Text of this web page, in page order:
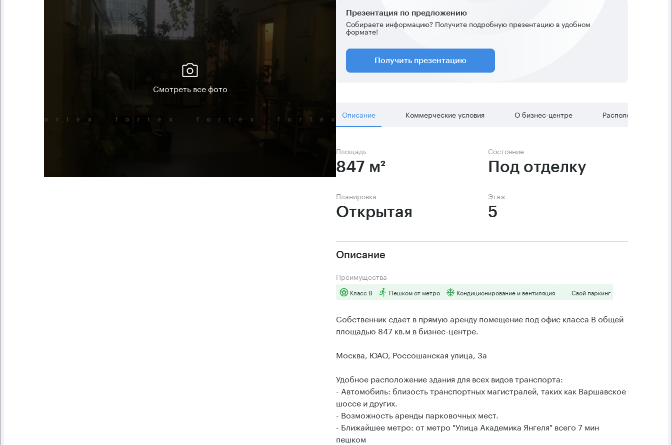
Смотреть все фото
Презентация по предложению
Собираете информацию? Получите подробную презентацию в удобном
формате!
Получить презентацию
Описание Коммерческие условия О бизнес-центре Расположение
Площадь
847 м²
Состояние
Под отделку
Планировка
Открытая
Этаж
5
Описание
Преимущества
Класс B Пешком от метро Кондиционирование и вентиляция Свой паркинг
Собственник сдает в прямую аренду помещение под офис класса B общей
площадью 847 кв.м в бизнес-центре.
Москва, ЮАО, Россошанская улица, 3а
Удобное расположение здания для всех видов транспорта:
- Автомобиль: близость транспортных магистралей, таких как Варшавское
шоссе и других.
- Возможность аренды парковочных мест.
- Ближайшее метро: от метро "Улица Академика Янгеля" всего 7 мин
пешком